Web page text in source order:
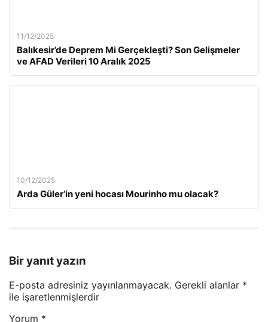
11/12/2025
Balıkesir’de Deprem Mi Gerçekleşti? Son Gelişmeler
ve AFAD Verileri 10 Aralık 2025
10/12/2025
Arda Güler’in yeni hocası Mourinho mu olacak?
Bir yanıt yazın
E-posta adresiniz yayınlanmayacak. Gerekli alanlar *
ile işaretlenmişlerdir
Yorum *